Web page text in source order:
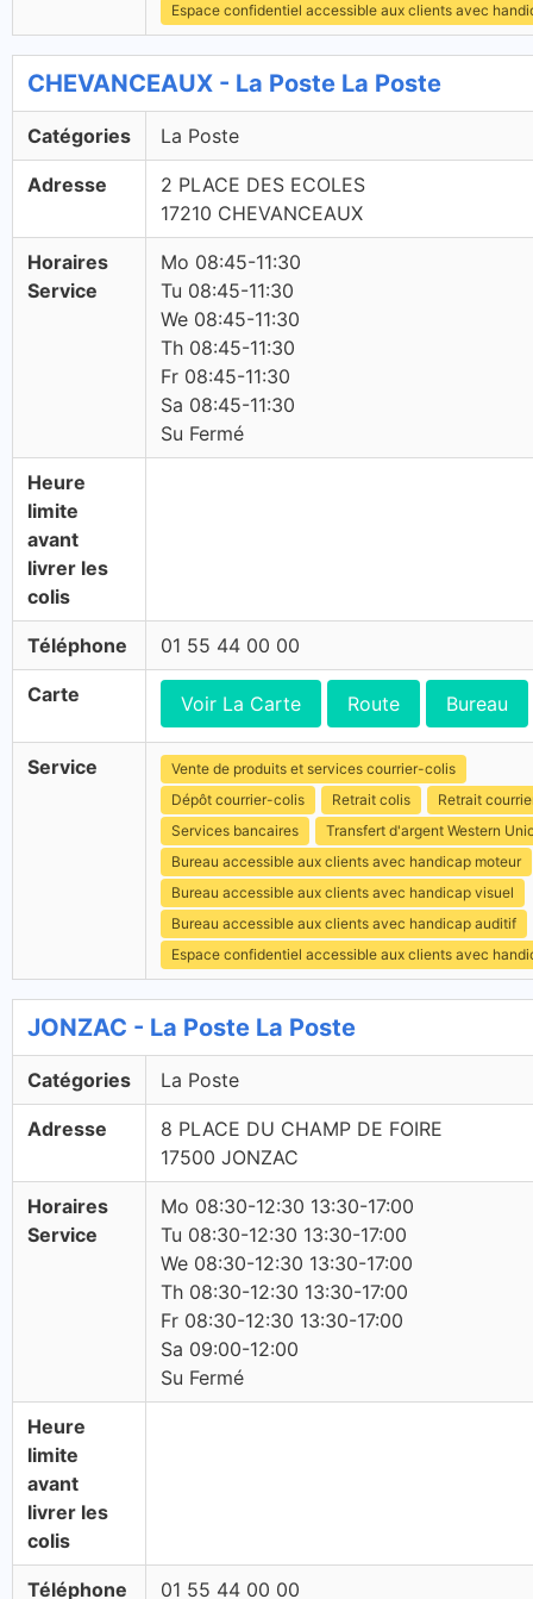
Espace confidentiel accessible aux clients avec
CHEVANCEAUX - La Poste La Poste
Catégories La Poste
Adresse
2 PLACE DES ECOLES
17210 CHEVANCEAUX
Horaires
Service
Mo 08:45-11:30
Tu 08:45-11:30
We 08:45-11:30
Th 08:45-11:30
Fr 08:45-11:30
Sa 08:45-11:30
Su Fermé
Heure
limite
avant
livrer les
colis
Téléphone 01 55 44 00 00
Carte Voir La Carte Route Bureau
Service
Vente de produits et services courrier-colis
Dépôt courrier-colis
Retrait colis
Retrait
Services bancaires
Transfert d'argent Western
Bureau accessible aux clients avec handicap moteur
Bureau accessible aux clients avec handicap visuel
Bureau accessible aux clients avec handicap auditif
Espace confidentiel accessible aux clients avec
JONZAC - La Poste La Poste
Catégories La Poste
Adresse
8 PLACE DU CHAMP DE FOIRE
17500 JONZAC
Horaires
Service
Mo 08:30-12:30 13:30-17:00
Tu 08:30-12:30 13:30-17:00
We 08:30-12:30 13:30-17:00
Th 08:30-12:30 13:30-17:00
Fr 08:30-12:30 13:30-17:00
Sa 09:00-12:00
Su Fermé
Heure
limite
avant
livrer les
colis
Téléphone 01 55 44 00 00